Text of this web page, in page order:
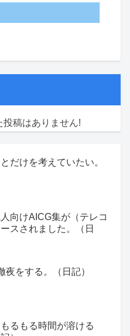
稿はありません!
だけを考えていたい。
向けAICG集が（テレコ
スされました。（日
夜をする。（日記）
るもる時間が溶ける